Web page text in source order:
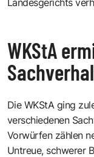
WKStA
Die WKStA ging
verschiedenen
Vorwürfen zählen
Untreue, schwerer